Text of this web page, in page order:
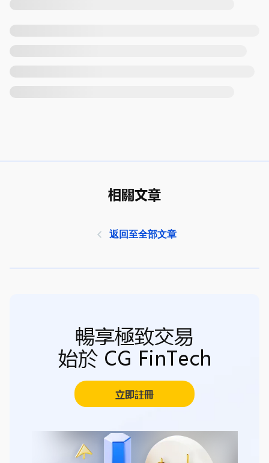
相關文章
返回至全部文章
暢享極致交易
始於 CG FinTech
立即註冊